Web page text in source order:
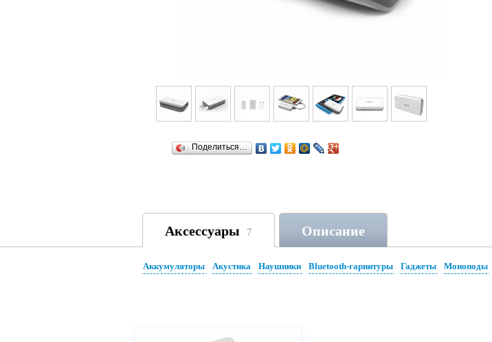
Поделиться…
Аксессуары 7 Описание
Аккумуляторы Акустика Наушники Bluetooth-гарнитуры Гаджеты
Моноподы